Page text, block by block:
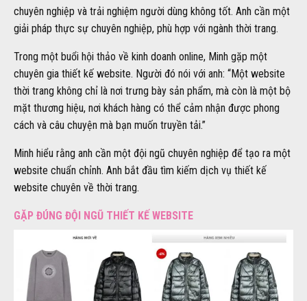
chuyên nghiệp và trải nghiệm người dùng không tốt. Anh cần một
giải pháp thực sự chuyên nghiệp, phù hợp với ngành thời trang.
Trong một buổi hội thảo về kinh doanh online, Minh gặp một
chuyên gia thiết kế website. Người đó nói với anh: “Một website
thời trang không chỉ là nơi trưng bày sản phẩm, mà còn là một bộ
mặt thương hiệu, nơi khách hàng có thể cảm nhận được phong
cách và câu chuyện mà bạn muốn truyền tải.”
Minh hiểu rằng anh cần một đội ngũ chuyên nghiệp để tạo ra một
website chuẩn chỉnh. Anh bắt đầu tìm kiếm dịch vụ thiết kế
website chuyên về thời trang.
GẶP ĐÚNG ĐỘI NGŨ THIẾT KẾ WEBSITE